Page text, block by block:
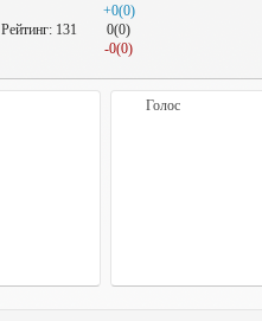
+0(0)
0(0)
-0(0)
Рейтинг:131
Голос